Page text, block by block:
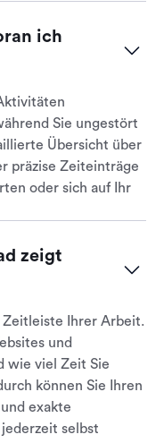
ich
Sie ungestört
Übersicht über
präzise Zeiteinträge
oder sich auf Ihr
zeigt
Ihrer Arbeit.
und
wie viel Zeit Sie
können Sie Ihren
exakte
selbst